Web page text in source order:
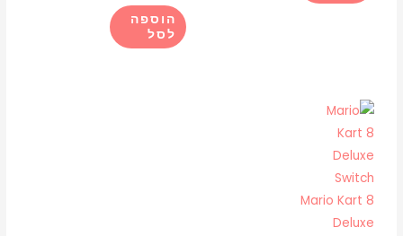
הוספה
לסל
Mario Kart 8
Deluxe